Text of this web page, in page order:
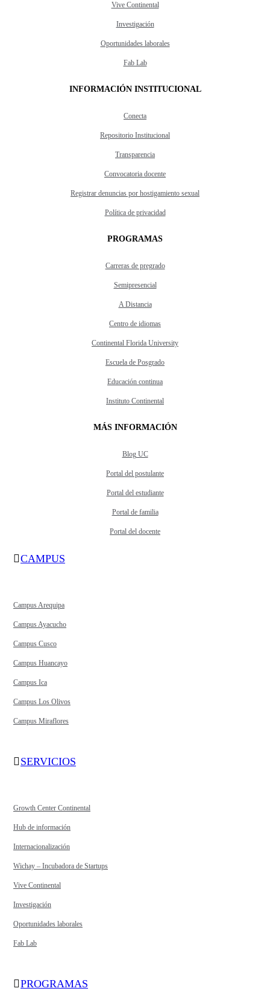
Vive Continental
Investigación
Oportunidades laborales
Fab Lab
INFORMACIÓN INSTITUCIONAL
Conecta
Repositorio Institucional
Transparencia
Convocatoria docente
Registrar denuncias por hostigamiento sexual
Política de privacidad
PROGRAMAS
Carreras de pregrado
Semipresencial
A Distancia
Centro de idiomas
Continental Florida University
Escuela de Posgrado
Educación continua
Instituto Continental
MÁS INFORMACIÓN
Blog UC
Portal del postulante
Portal del estudiante
Portal de familia
Portal del docente
CAMPUS
Campus Arequipa
Campus Ayacucho
Campus Cusco
Campus Huancayo
Campus Ica
Campus Los Olivos
Campus Miraflores
SERVICIOS
Growth Center Continental
Hub de información
Internacionalización
Wichay – Incubadora de Startups
Vive Continental
Investigación
Oportunidades laborales
Fab Lab
PROGRAMAS